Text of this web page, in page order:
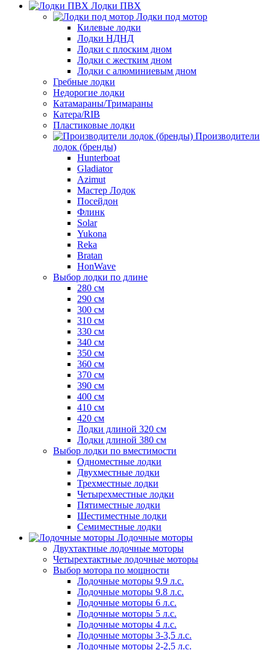
Лодки ПВХ
Лодки под мотор
Килевые лодки
Лодки НДНД
Лодки с плоским дном
Лодки с жестким дном
Лодки с алюминиевым дном
Гребные лодки
Недорогие лодки
Катамараны/Тримараны
Катера/RIB
Пластиковые лодки
Производители
лодок (бренды)
Hunterboat
Gladiator
Azimut
Мастер Лодок
Посейдон
Флинк
Solar
Yukona
Reka
Bratan
HonWave
Выбор лодки по длине
280 см
290 см
300 см
310 см
330 см
340 см
350 см
360 см
370 см
390 см
400 см
410 см
420 см
Лодки длиной 320 см
Лодки длиной 380 см
Выбор лодки по вместимости
Одноместные лодки
Двухместные лодки
Трехместные лодки
Четырехместные лодки
Пятиместные лодки
Шестиместные лодки
Семиместные лодки
Лодочные моторы
Двухтактные лодочные моторы
Четырехтактные лодочные моторы
Выбор мотора по мощности
Лодочные моторы 9.9 л.с.
Лодочные моторы 9.8 л.с.
Лодочные моторы 6 л.с.
Лодочные моторы 5 л.с.
Лодочные моторы 4 л.с.
Лодочные моторы 3-3,5 л.с.
Лодочные моторы 2-2,5 л.с.